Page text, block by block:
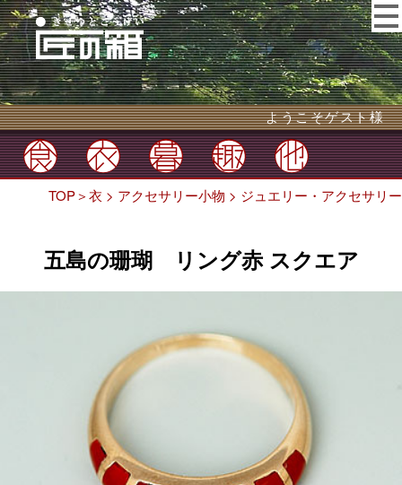
ようこそゲスト様
TOP＞衣 > アクセサリー小物 > ジュエリー・アクセサリー
五島の珊瑚 リング赤 スクエア